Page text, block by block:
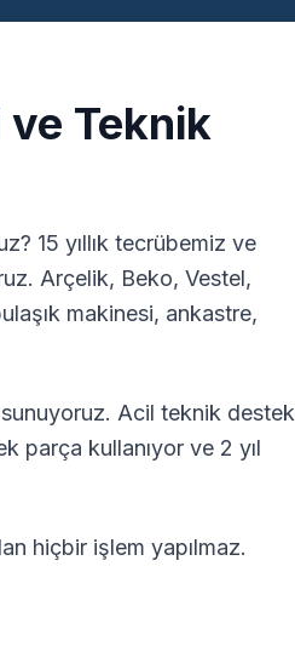
ve Teknik
15 yıllık tecrübemiz ve
Arçelik, Beko, Vestel,
makinesi, ankastre,
Acil teknik destek
parça kullanıyor ve 2 yıl
hiçbir işlem yapılmaz.